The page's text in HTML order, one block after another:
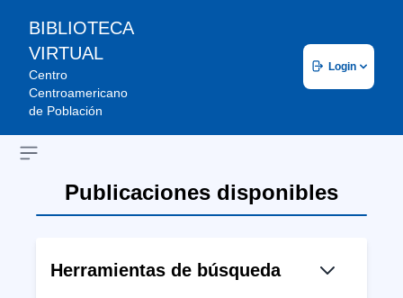
BIBLIOTECA
VIRTUAL
Centro
Centroamericano
de Población
Login
Open sidebar
Publicaciones disponibles
Herramientas de búsqueda